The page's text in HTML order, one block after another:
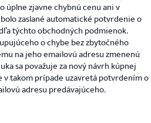
úplne zjavne chybnú cenu ani v
zaslané automatické potvrdenie o
týchto obchodných podmienok.
o chybe bez zbytočného
na jeho emailovú adresu zmenenú
sa považuje za nový návrh kúpnej
v takom prípade uzavretá potvrdením o
adresu predávajúceho.